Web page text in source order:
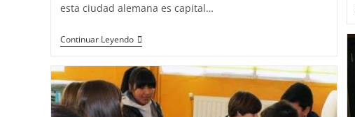
esta ciudad alemana es capital…
Continuar Leyendo
Liliana
de
la
Escuela